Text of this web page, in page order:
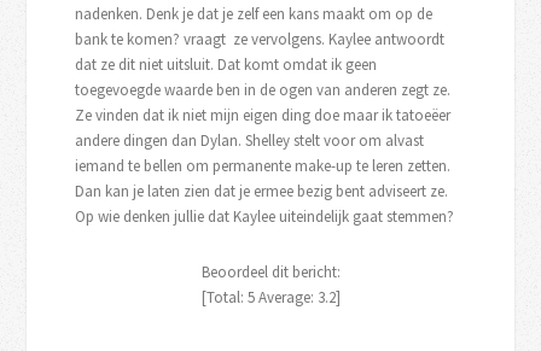
nadenken. Denk je dat je zelf een kans maakt om op de
bank te komen? vraagt ze vervolgens. Kaylee antwoordt
dat ze dit niet uitsluit. Dat komt omdat ik geen
toegevoegde waarde ben in de ogen van anderen zegt ze.
Ze vinden dat ik niet mijn eigen ding doe maar ik tatoeëer
andere dingen dan Dylan. Shelley stelt voor om alvast
iemand te bellen om permanente make-up te leren zetten.
Dan kan je laten zien dat je ermee bezig bent adviseert ze.
Op wie denken jullie dat Kaylee uiteindelijk gaat stemmen?
Beoordeel dit bericht:
[Total: 5Average: 3.2]